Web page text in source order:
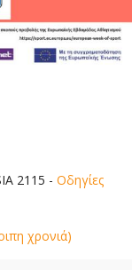
2115 - Οδηγίες
χρονιά)